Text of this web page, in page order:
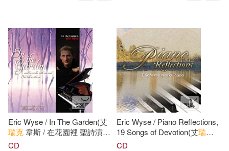
Eric Wyse / In The Garden(艾
瑞克韋斯 / 在花園裡 聖詩演奏
名曲專輯)
CD
Eric Wyse / Piano Reflections,
19 Songs of Devotion(艾瑞克
韋斯 / 安靜溪水邊演奏系列第
CD